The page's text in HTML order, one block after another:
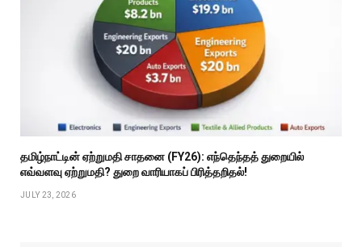
தமிழ்நாட்டின் ஏற்றுமதி சாதனை (FY26): எந்தெந்தத் துறையில்
எவ்வளவு ஏற்றுமதி? துறை வாரியாகப் பிரித்தறிதல்!
JULY 23, 2026